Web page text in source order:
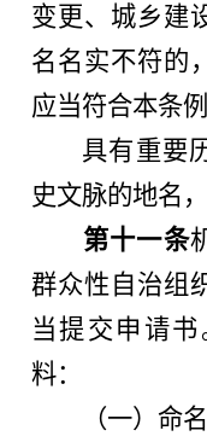
变更、城乡建
名名实不符的
应当符合本条
具有重要
史文脉的地名
第十一条
群众性自治组
当提交申请
料：
（一）命